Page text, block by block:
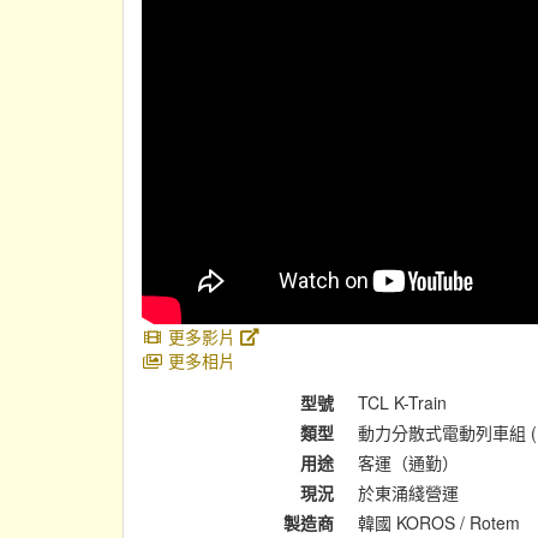
更多影片
更多相片
型號
TCL K-Train
類型
動力分散式電動列車組
用途
客運（通勤）
現況
於東涌綫營運
製造商
韓國 KOROS / Rotem